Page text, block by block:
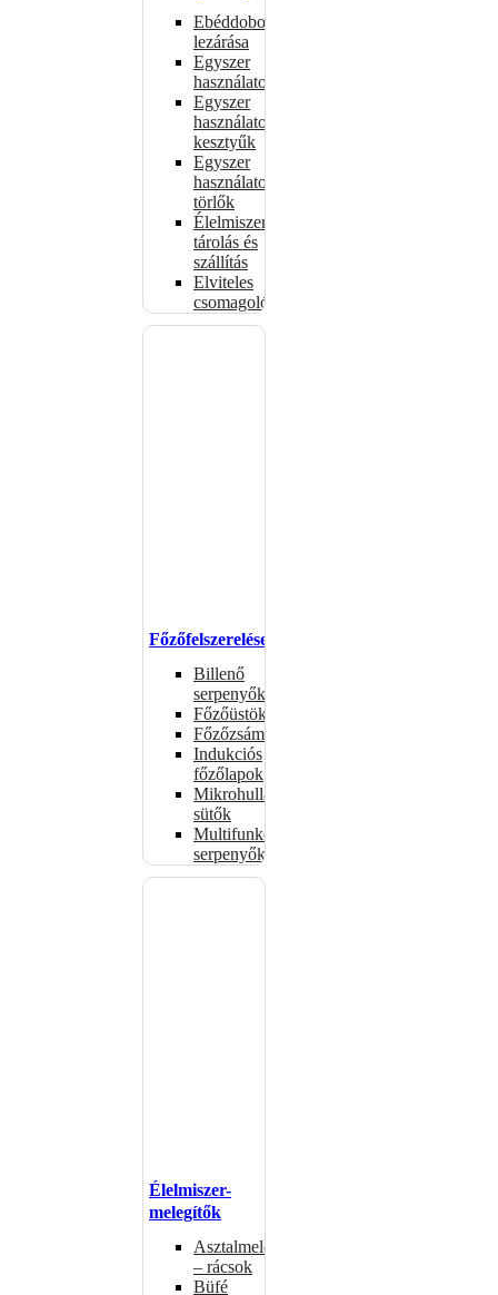
Ebéddobozok
lezárása
Egyszer
használatos
Egyszer
használatos
kesztyűk
Egyszer
használatos
törlők
Élelmiszer-
tárolás és
szállítás
Elviteles
csomagolóanyagok
Főzőfelszerelések
Billenő
serpenyők
Főzőüstök
Főzőzsámolyok
Indukciós
főzőlapok
Mikrohullámú
sütők
Multifunkciós
serpenyők
Élelmiszer-
melegítők
Asztalmelegítők
– rácsok
Büfé